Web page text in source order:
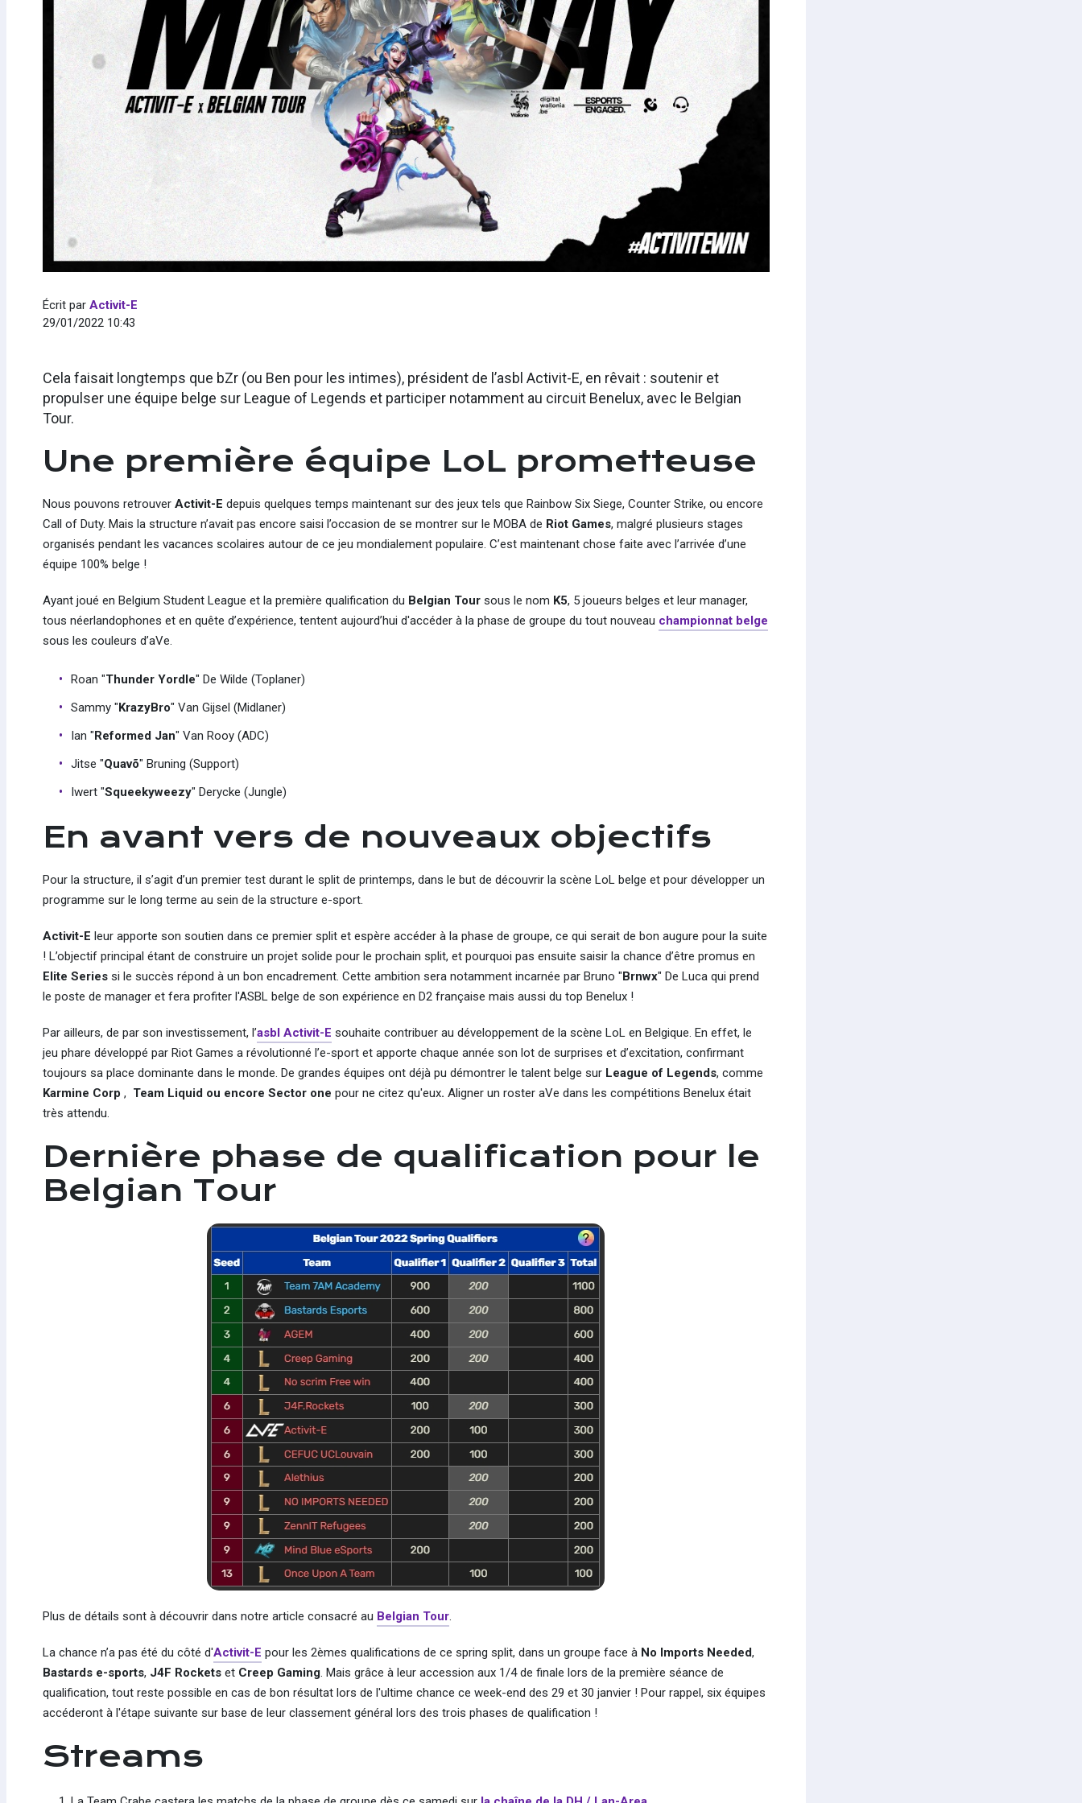
Écrit par Activit-E
29/01/2022 10:43
Cela faisait longtemps que bZr (ou Ben pour les intimes), président de l’asbl Activit-E, en rêvait : soutenir et
propulser une équipe belge sur League of Legends et participer notamment au circuit Benelux, avec le Belgian
Tour.
Une première équipe LoL prometteuse
Nous pouvons retrouver Activit-E depuis quelques temps maintenant sur des jeux tels que Rainbow Six Siege, Counter Strike, ou encore
Call of Duty. Mais la structure n’avait pas encore saisi l’occasion de se montrer sur le MOBA de Riot Games, malgré plusieurs stages
organisés pendant les vacances scolaires autour de ce jeu mondialement populaire. C’est maintenant chose faite avec l’arrivée d’une
équipe 100% belge !
Ayant joué en Belgium Student League et la première qualification du Belgian Toursous le nom K5, 5 joueurs belges et leur manager,
tous néerlandophones et en quête d’expérience, tentent aujourd’hui d'accéder à la phase de groupe du tout nouveau championnat belge
sous les couleurs d’aVe.
Roan "Thunder Yordle" De Wilde (Toplaner)
Sammy "KrazyBro" Van Gijsel (Midlaner)
Ian "Reformed Jan" Van Rooy (ADC)
Jitse "Quavõ" Bruning (Support)
Iwert "Squeekyweezy" Derycke (Jungle)
En avant vers de nouveaux objectifs
Pour la structure, il s’agit d’un premier test durant le split de printemps, dans le but de découvrir la scène LoL belge et pour développer un
programme sur le long terme au sein de la structure e-sport.
Activit-E leur apporte son soutien dans ce premier split et espère accéder à la phase de groupe, ce qui serait de bon augure pour la suite
! L’objectif principal étant de construire un projet solide pour le prochain split, et pourquoi pas ensuite saisir la chance d’être promus en
Elite Seriessi le succès répond à un bon encadrement. Cette ambition sera notamment incarnée par Bruno "Brnwx" De Luca qui prend
le poste de manager et fera profiter l'ASBL belge de son expérience en D2 française mais aussi du top Benelux !
Par ailleurs, de par son investissement, l’asbl Activit-E souhaite contribuer au développement de la scène LoL en Belgique. En effet, le
jeu phare développé par Riot Games a révolutionné l’e-sport et apporte chaque année son lot de surprises et d’excitation, confirmant
toujours sa place dominante dans le monde. De grandes équipes ont déjà pu démontrer le talent belge sur League of Legends, comme
Karmine Corp , Team Liquid ou encore Sector one pour ne citez qu'eux. Aligner un roster aVe dans les compétitions Benelux était
très attendu.
Dernière phase de qualification pour le
Belgian Tour
Plus de détails sont à découvrir dans notre article consacré au Belgian Tour.
La chance n’a pas été du côté d'Activit-E pour les 2èmes qualifications de ce spring split, dans un groupe face à No Imports Needed,
Bastards e-sports, J4F Rocketset Creep Gaming. Mais grâce à leur accession aux 1/4 de finale lors de la première séance de
qualification, tout reste possible en cas de bon résultat lors de l'ultime chance ce week-end des 29 et 30 janvier ! Pour rappel, six équipes
accéderont à l'étape suivante sur base de leur classement général lors des trois phases de qualification !
Streams